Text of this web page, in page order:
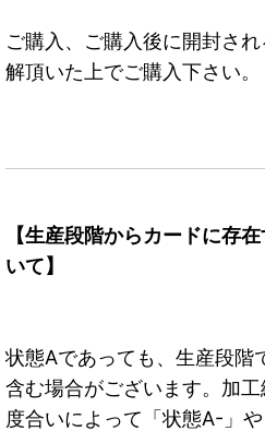
ご購入、ご購入後に開封さ
解頂いた上でご購入下さい。
【生産段階からカードに存
いて】
状態Aであっても、生産段階
含む場合がございます。加
度合いによって「状態A-」